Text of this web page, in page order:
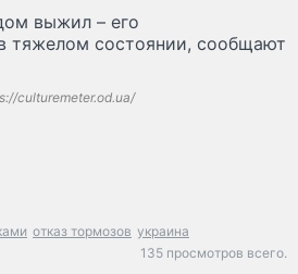
выжил – его
тяжелом состоянии, сообщают
culturemeter.od.ua/
отказ тормозов украина
135 просмотров всего.